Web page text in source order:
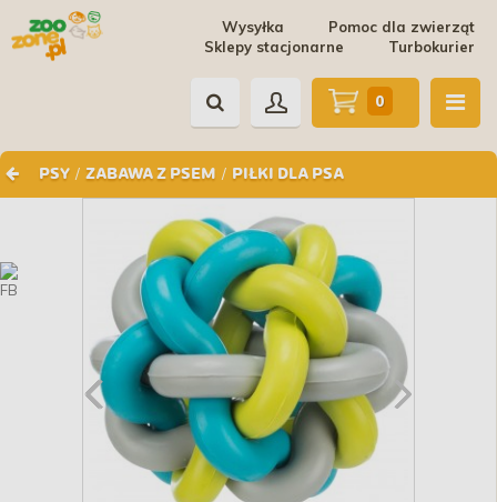
Pomoc dla zwierząt
Wysyłka
Turbokurier
Sklepy stacjonarne
PSY / ZABAWA Z PSEM / PIŁKI DLA PSA
0